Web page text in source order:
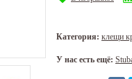
Категория: клещи
У нас есть ещё: